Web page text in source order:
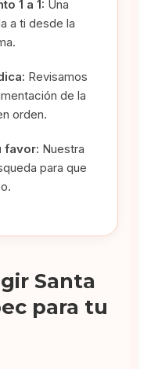
1 a 1: Una
a ti desde la
Revisamos
de la
orden.
favor: Nuestra
para que
Santa
para tu